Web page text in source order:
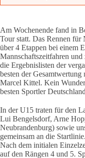
Am Wochenende fand in
Tour statt. Das Rennen
über 4 Etappen bei einem
Mannschaftszeitfahren und
die Ergebnislisten der
besten der
Marcel Kittel. Kein
besten Sportler
In der U15 traten für den
Lui Bengelsdorf, Arne
Neubrandenburg) sowie
gemeinsam an die Startlinie.
Nach dem initialen
auf den Rängen 4 und 5.